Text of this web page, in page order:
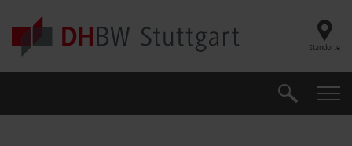
Skip to main content
Standorte
Suche